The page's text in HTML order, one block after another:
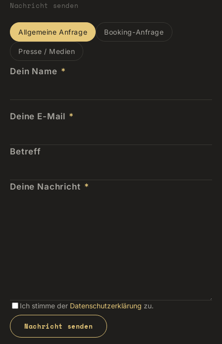
Nachricht senden
Allgemeine Anfrage Booking-Anfrage
Presse / Medien
Dein Name *
Deine E-Mail *
Betreff
Deine Nachricht *
Ich stimme der Datenschutzerklärung zu.
Nachricht senden